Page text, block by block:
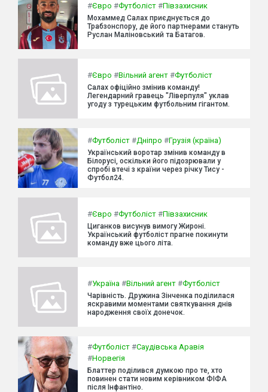
#Євро #Футболіст #Півзахисник
Мохаммед Салах приєднується до
Трабзонспору, де його партнерами стануть
Руслан Маліновський та Батагов.
#Євро #Вільний агент #Футболіст
Салах офіційно змінив команду!
Легендарний гравець "Ліверпуля" уклав
угоду з турецьким футбольним гігантом.
#Футболіст #Дніпро #Грузія (країна)
Український воротар змінив команду в
Білорусі, оскільки його підозрювали у
спробі втечі з країни через річку Тису -
Футбол24.
#Євро #Футболіст #Півзахисник
Циганков висунув вимогу Жироні.
Український футболіст прагне покинути
команду вже цього літа.
#Україна #Вільний агент #Футболіст
Чарівність. Дружина Зінченка поділилася
яскравими моментами святкування днів
народження своїх донечок.
#Футболіст #Саудівська Аравія
#Норвегія
Блаттер поділився думкою про те, хто
повинен стати новим керівником ФІФА
після Інфантіно.